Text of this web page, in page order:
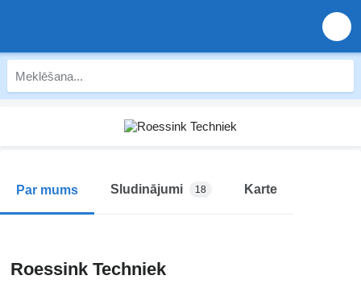
Par mums Sludinājumi 18 Karte
Roessink Techniek